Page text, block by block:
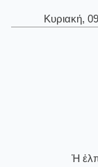
Κυριακή,
Ἡ